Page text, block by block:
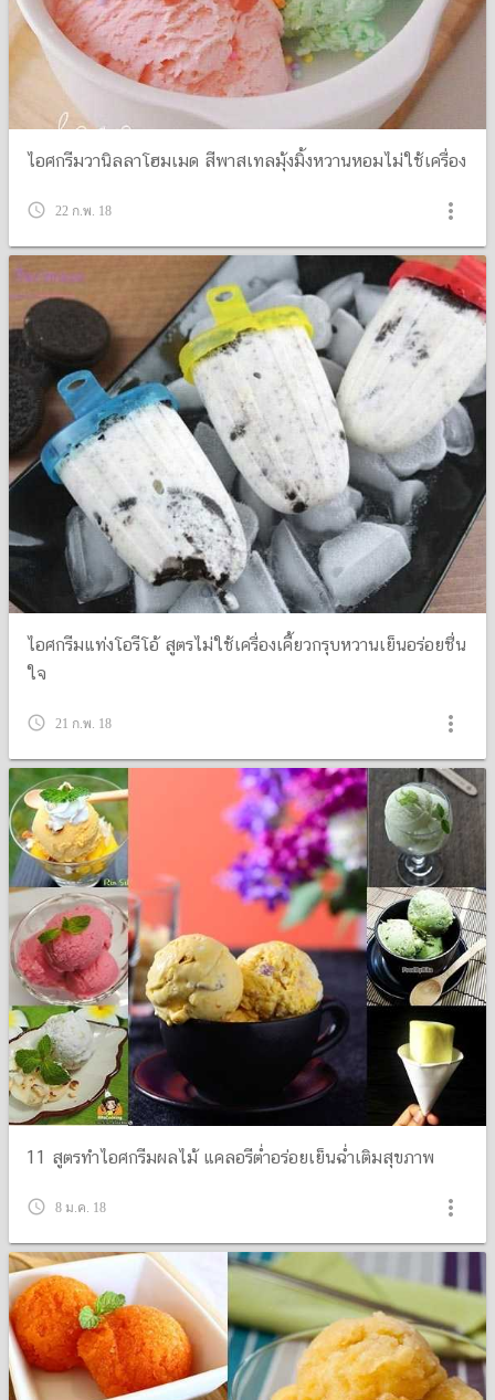
ไอศกรีมวานิลลาโฮมเมด สีพาสเทลมุ้งมิ้งหวานหอมไม่ใช้เครื่อง
query_builder 22 ก.พ. 18 more_vert
ไอศกรีมแท่งโอรีโอ้ สูตรไม่ใช้เครื่องเคี้ยวกรุบหวานเย็นอร่อยชื่น
ใจ
query_builder 21 ก.พ. 18 more_vert
11 สูตรทำไอศกรีมผลไม้ แคลอรีต่ำอร่อยเย็นฉ่ำเติมสุขภาพ
query_builder 8 ม.ค. 18 more_vert